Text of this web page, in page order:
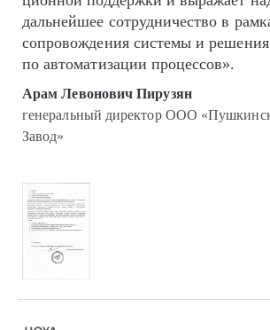
дальнейшее сотрудничество в
сопровождения системы и решения
по автоматизации процессов».
Арам Левонович Пирузян
генеральный директор ООО
Завод»